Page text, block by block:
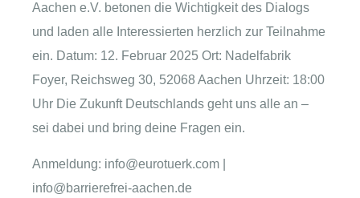
Aachen e.V. betonen die Wichtigkeit des Dialogs
und laden alle Interessierten herzlich zur Teilnahme
ein. Datum: 12. Februar 2025 Ort: Nadelfabrik
Foyer, Reichsweg 30, 52068 Aachen Uhrzeit: 18:00
Uhr Die Zukunft Deutschlands geht uns alle an –
sei dabei und bring deine Fragen ein.
Anmeldung: info@eurotuerk.com |
info@barrierefrei-aachen.de